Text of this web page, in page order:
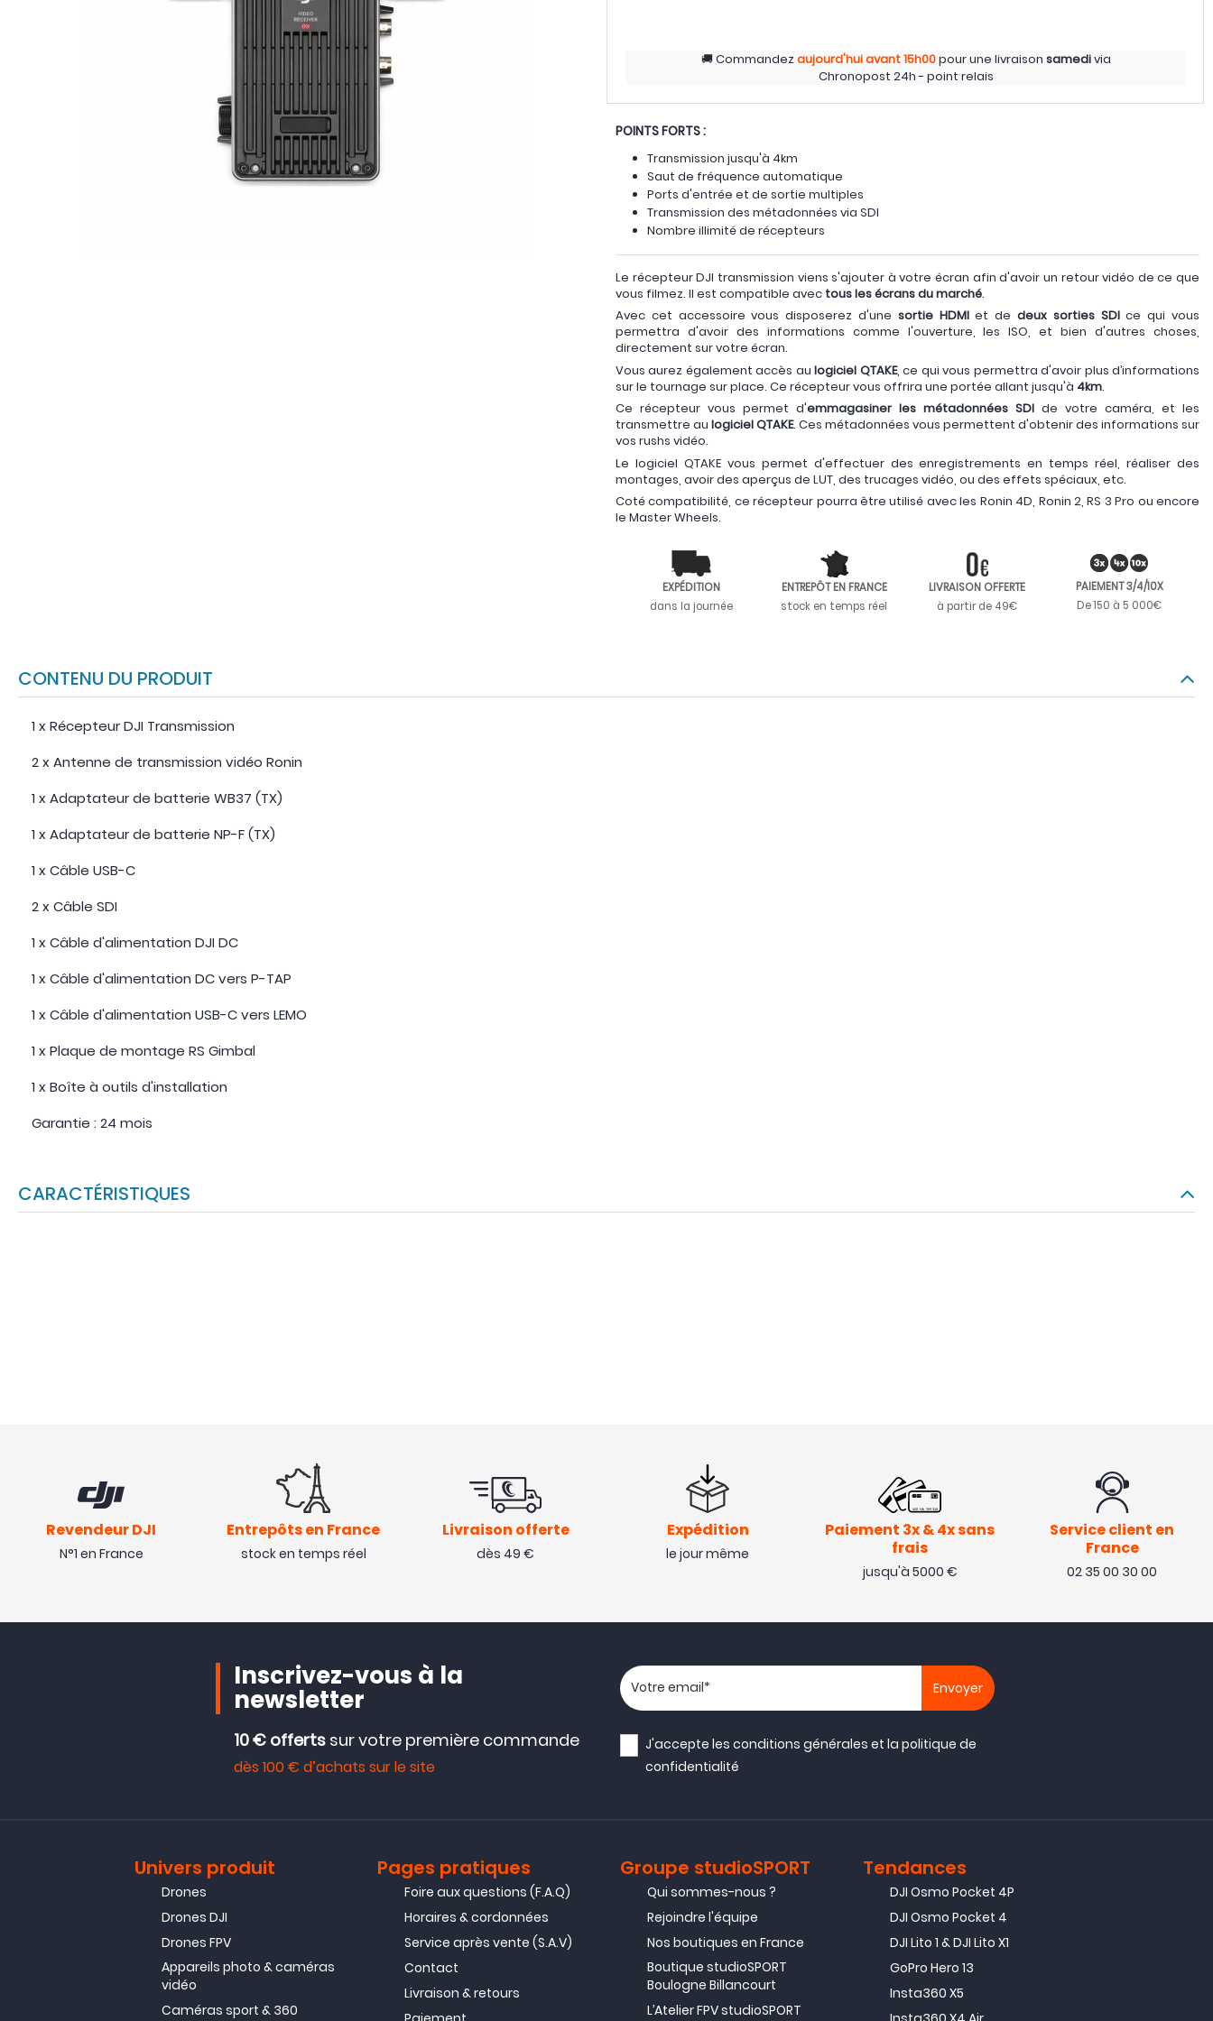
Commandezaujourd'huiavant 15h00pour une livraison samedivia
Chronopost 24h - point relais
POINTS FORTS :
Transmission jusqu'à 4km
Saut de fréquence automatique
Ports d'entrée et de sortie multiples
Transmission des métadonnées via SDI
Nombre illimité de récepteurs
Le récepteur DJI transmission viens s'ajouter à votre écran afin d'avoir un retour vidéo de ce que
vous filmez. Il est compatible avec tous les écrans du marché.
Avec cet accessoire vous disposerez d'une sortie HDMIet dedeux sorties SDIce qui vous
permettra d'avoir des informations comme l'ouverture, les ISO, et bien d'autres choses,
directement sur votre écran.
Vous aurez également accès au logiciel QTAKE, ce qui vous permettra d'avoir plus d’informations
sur le tournage sur place. Ce récepteur vous offrira une portée allant jusqu'à 4km.
Ce récepteur vous permet d'emmagasiner les métadonnées SDI de votre caméra, et les
transmettre au logiciel QTAKE. Ces métadonnées vous permettent d'obtenir des informations sur
vos rushs vidéo.
Le logiciel QTAKE vous permet d'effectuer des enregistrements en temps réel, réaliser des
montages, avoir des aperçus de LUT, des trucages vidéo, ou des effets spéciaux, etc.
Coté compatibilité, ce récepteur pourra être utilisé avec les Ronin 4D, Ronin 2, RS 3 Pro ou encore
le Master Wheels.
EXPÉDITION
dans la journée
ENTREPÔT EN FRANCE
stock en temps réel
LIVRAISON OFFERTE
à partir de 49€
PAIEMENT 3/4/10X
De 150 à 5 000€
CONTENU DU PRODUIT
1 x Récepteur DJI Transmission
2 x Antenne de transmission vidéo Ronin
1 x Adaptateur de batterie WB37 (TX)
1 x Adaptateur de batterie NP-F (TX)
1 x Câble USB-C
2 x Câble SDI
1 x Câble d'alimentation DJI DC
1 x Câble d'alimentation DC vers P-TAP
1 x Câble d'alimentation USB-C vers LEMO
1 x Plaque de montage RS Gimbal
1 x Boîte à outils d'installation
Garantie : 24 mois
CARACTÉRISTIQUES
Revendeur DJI
N°1 en France
Entrepôts en France
stock en temps réel
Livraison offerte
dès 49 €
Expédition
le jour même
Paiement 3x & 4x sans
frais
jusqu'à 5000 €
Service client en
France
02 35 00 30 00
Inscrivez-vous à la
newsletter
10 € offerts sur votre première commande
dès 100 € d’achats sur le site
Votre adresse email
J'accepte lesconditions générales et lapolitique de
confidentialité
Univers produit
Drones
Drones DJI
Drones FPV
Appareils photo & caméras
vidéo
Caméras sport & 360
Pages pratiques
Foire aux questions (F.A.Q)
Horaires & cordonnées
Service après vente (S.A.V)
Contact
Livraison & retours
Groupe studioSPORT
Qui sommes-nous ?
Rejoindre l'équipe
Nos boutiques en France
Boutique studioSPORT
Boulogne Billancourt
L’Atelier FPV studioSPORT
Tendances
DJI Osmo Pocket 4P
DJI Osmo Pocket 4
DJI Lito 1 & DJI Lito X1
GoPro Hero 13
Insta360 X5